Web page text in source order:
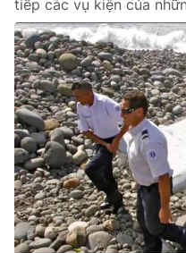
tiếp các vụ kiện của